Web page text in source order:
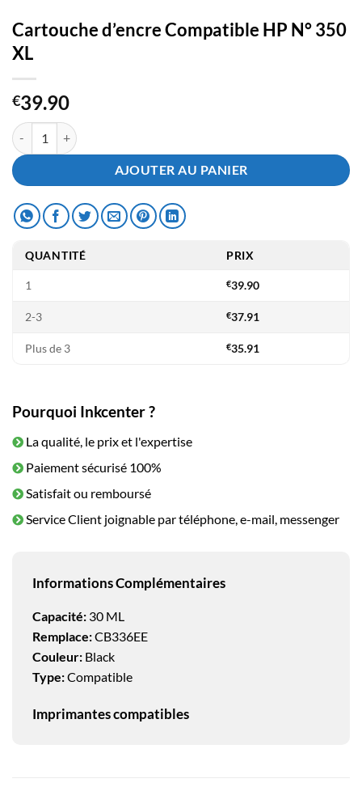
Cartouche d’encre Compatible HP N° 350
XL
€39.90
quantité de Cartouche d'encre Compatible HP N° 350 XL
AJOUTER AU PANIER
QUANTITÉ PRIX
1 €39.90
2-3 €37.91
Plus de 3 €35.91
Pourquoi Inkcenter ?
La qualité, le prix et l'expertise
Paiement sécurisé 100%
Satisfait ou remboursé
Service Client joignable par téléphone, e-mail, messenger
Informations Complémentaires
Capacité: 30 ML
Remplace:CB336EE
Couleur: Black
Type:Compatible
Imprimantes compatibles